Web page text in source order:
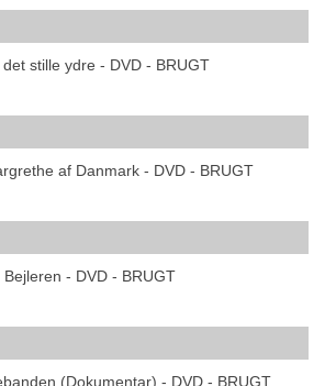
det stille ydre - DVD - BRUGT
af Danmark - DVD - BRUGT
Bejleren - DVD - BRUGT
(Dokumentar) - DVD - BRUGT